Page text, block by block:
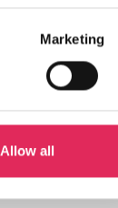
Marketing
Allow all